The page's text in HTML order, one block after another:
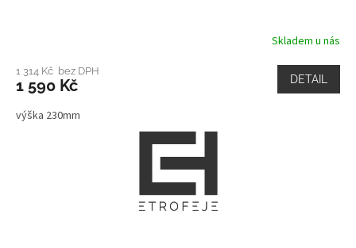
Skladem u nás
1 314 Kč bez DPH
1 590 Kč DETAIL
výška 230mm